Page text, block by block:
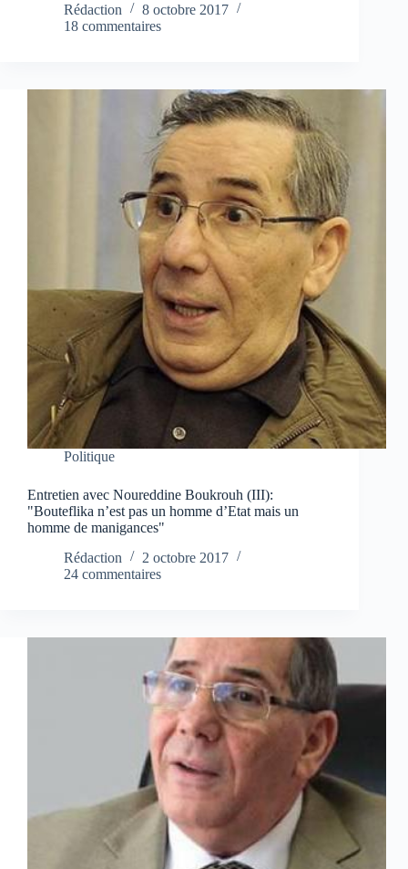
Rédaction
8 octobre 2017
18 commentaires
Politique
Entretien avec Noureddine Boukrouh (III):
"Bouteflika n’est pas un homme d’Etat mais un
homme de manigances"
Rédaction
2 octobre 2017
24 commentaires